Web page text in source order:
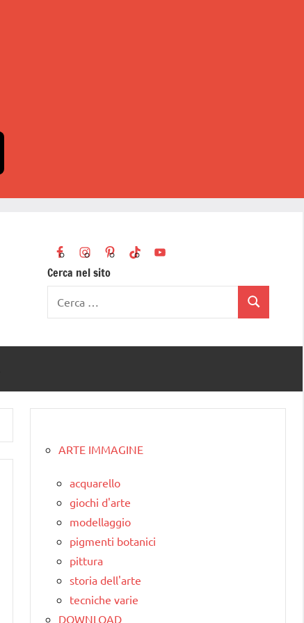
Cerca nel sito
per:
Cerca
ARTE IMMAGINE
acquarello
giochi d'arte
modellaggio
pigmenti botanici
pittura
storia dell'arte
tecniche varie
DOWNLOAD